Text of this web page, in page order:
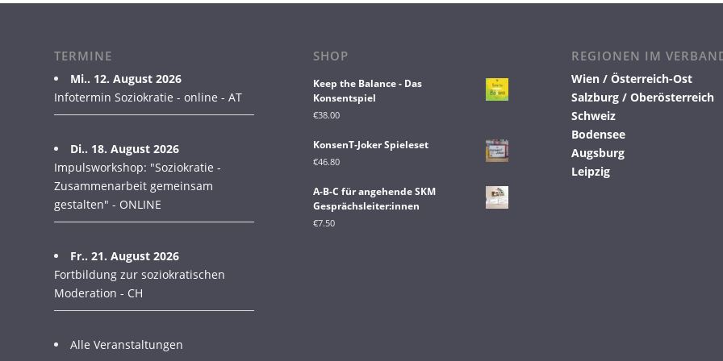
TERMINE
Mi.. 12. August 2026
Infotermin Soziokratie - online - AT
Di.. 18. August 2026
Impulsworkshop: "Soziokratie -
Zusammenarbeit gemeinsam
gestalten" - ONLINE
Fr.. 21. August 2026
Fortbildung zur soziokratischen
Moderation - CH
Alle Veranstaltungen
SHOP
Keep the Balance - Das
Konsentspiel
€38.00
KonsenT-Joker Spieleset
€46.80
A-B-C für angehende SKM
Gesprächsleiter:innen
€7.50
REGIONEN IM
Wien / Österreich-Ost
Salzburg / Oberösterreich
Schweiz
Bodensee
Augsburg
Leipzig